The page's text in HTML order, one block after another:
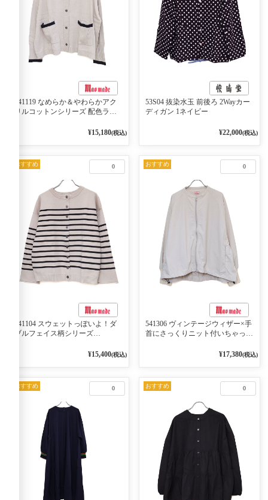
541119 なめらか＆やわらかアク
リルコットンシリーズ 配色ライ
ン 10ベージュ×ネイビー¥15,180(税込)
53S04 抜染水玉 前後ろ 2Wayカー
ディガン 1ネイビー
¥22,000(税込)
0
おすすめ
541104 スウェットっぽいよ！ダ
ブルフェイス柄シリーズ
2WAY プルオーバー 101オフベー
¥15,400(税込)
0
おすすめ
541306 ヴィンテージウィザー×手
首にさっくりニット付いちゃった
¥17,380(税込)
0
おすすめ 0
おすすめ